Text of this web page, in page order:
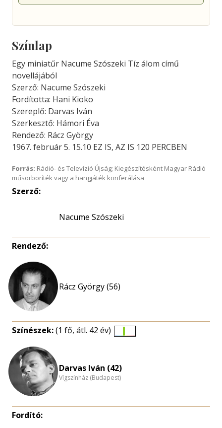
Színlap
Egy miniatűr Nacume Szószeki Tíz álom című
novellájából
Szerző: Nacume Szószeki
Fordította: Hani Kioko
Szereplő: Darvas Iván
Szerkesztő: Hámori Éva
Rendező: Rácz György
1967. február 5. 15.10 EZ IS, AZ IS 120 PERCBEN
Forrás: Rádió- és Televízió Újság; Kiegészítésként Magyar Rádió
műsorboríték vagy a hangjáték konferálása
Szerző:
Nacume Szószeki
Rendező:
Rácz György (56)
Színészek:(1 fő, átl. 42 év)
Darvas Iván (42)
Vígszínház (Budapest)
Fordító: